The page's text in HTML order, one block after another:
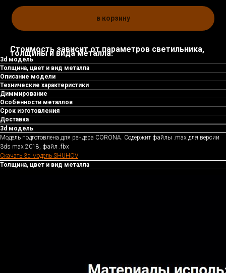
в корзину
Стоимость зависит от параметров светильника,
толщины и вида металла.
3d модель
Толщина, цвет и вид металла
Описание модели
Технические характеристики
Диммирование
Особенности металлов
Срок изготовления
Доставка
3d модель
Модель подготовлена для рендера CORONA. Содержит файлы .max для версии
3ds max 2018, файл .fbx
Скачать 3d модель SHUHOV
Толщина, цвет и вид металла